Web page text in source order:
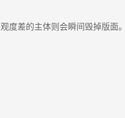
度差的主体则会瞬间毁掉版面